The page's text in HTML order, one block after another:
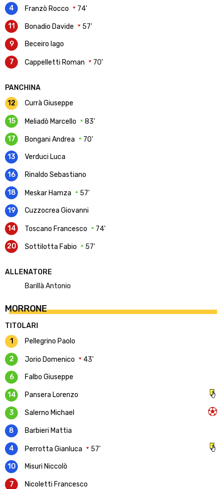
4 Franzò Rocco 74'
11 Bonadio Davide 57'
9 Beceiro Iago
7 Cappelletti Roman 70'
PANCHINA
12
Currà Giuseppe
15 Meliadò Marcello 83'
17 Bongani Andrea 70'
13 Verduci Luca
16 Rinaldo Sebastiano
18 Meskar Hamza 57'
19 Cuzzocrea Giovanni
14 Toscano Francesco 74'
20 Sottilotta Fabio 57'
ALLENATORE
Barillà Antonio
MORRONE
TITOLARI
1
Pellegrino Paolo
2 Jorio Domenico 43'
6 Falbo Giuseppe
14 Pansera Lorenzo
3 Salerno Michael
8 Barbieri Mattia
4 Perrotta Gianluca 57'
10 Misuri Niccolò
7 Nicoletti Francesco